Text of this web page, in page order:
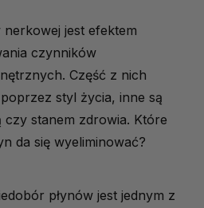
jest efektem
czynników
Część z nich
styl życia, inne są
czy stanem zdrowia. Które
da się wyeliminować?
płynów jest jednym z